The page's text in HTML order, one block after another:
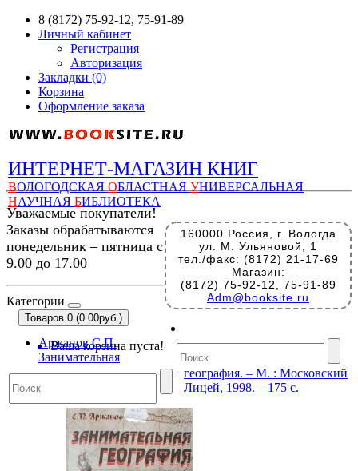
8 (8172) 75-92-12, 75-91-89
Личный кабинет
Регистрация
Авторизация
Закладки (0)
Корзина
Оформление заказа
ИНТЕРНЕТ-МАГАЗИН КНИГ
ВОЛОГОДСКАЯ ОБЛАСТНАЯ УНИВЕРСАЛЬНАЯ
НАУЧНАЯ БИБЛИОТЕКА
160000 Россия, г. Вологда
ул. М. Ульяновой, 1
тел./факс: (8172) 21-17-69
Магазин:
(8172) 75-92-12, 75-91-89
Adm@booksite.ru
Уважаемые покупатели!
Заказы обрабатываются
понедельник – пятница с
9.00 до 17.00
Категории
Товаров 0 (0.00руб.)
Ваша корзина пуста!
Аржанов С.П.
Занимательная
география. – М. : Московский
Лицей, 1998. – 175 с.